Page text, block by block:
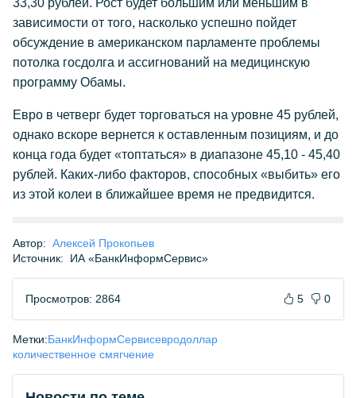
33,30 рублей. Рост будет большим или меньшим в
зависимости от того, насколько успешно пойдет
обсуждение в американском парламенте проблемы
потолка госдолга и ассигнований на медицинскую
программу Обамы.
Евро в четверг будет торговаться на уровне 45 рублей,
однако вскоре вернется к оставленным позициям, и до
конца года будет «топтаться» в диапазоне 45,10 - 45,40
рублей. Каких-либо факторов, способных «выбить» его
из этой колеи в ближайшее время не предвидится.
Автор: Алексей Прокопьев
Источник:
ИА «БанкИнформСервис»
Просмотров: 2864 5 0
Метки:БанкИнформСервисевродоллар
количественное смягчение